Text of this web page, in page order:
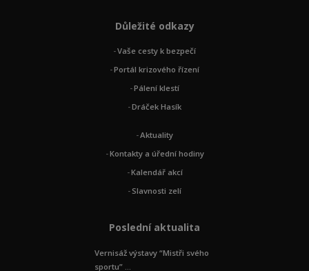
Důležité odkazy
Vaše cesty k bezpečí
Portál krizového řízení
Pálení klestí
Dráček Hasík
Aktuality
Kontakty a úřední hodiny
Kalendář akcí
Slavnosti zelí
Poslední aktualita
Vernisáž výstavy “Mistři svého
sportu” ...